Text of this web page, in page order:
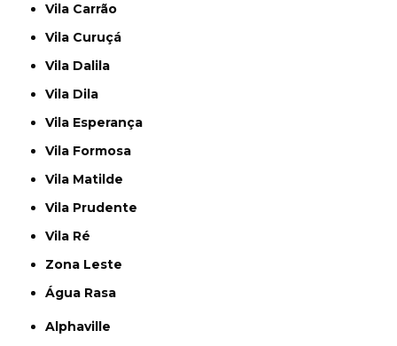
Vila Carrão
Vila Curuçá
Vila Dalila
Vila Dila
Vila Esperança
Vila Formosa
Vila Matilde
Vila Prudente
Vila Ré
Zona Leste
Água Rasa
Alphaville